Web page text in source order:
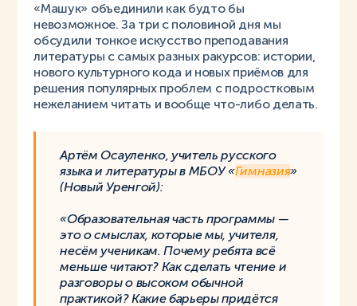
«Машук» объединили как будто бы
невозможное. За три с половиной дня мы
обсудили тонкое искусство преподавания
литературы с самых разных ракурсов: истории,
нового культурного кода и новых приёмов для
решения популярных проблем с подростковым
нежеланием читать и вообще что-либо делать.
Артём Осауленко, учитель русского
языка и литературы в МБОУ «Гимназия»
(Новый Уренгой):
«Образовательная часть программы —
это о смыслах, которые мы, учителя,
несём ученикам. Почему ребята всё
меньше читают? Как сделать чтение и
разговоры о высоком обычной
практикой? Какие барьеры придётся